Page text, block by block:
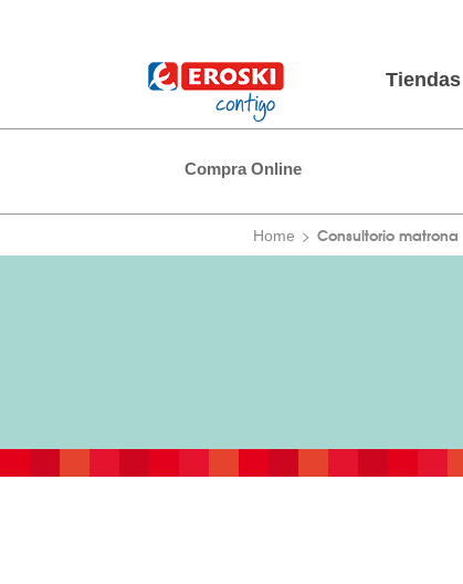
Tiendas
Compra Online
Home Consultorio matrona